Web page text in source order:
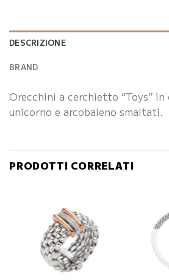
DESCRIZIONE
BRAND
Orecchini a cerchietto “Toys”
unicorno e arcobaleno smaltati.
PRODOTTI CORRELATI